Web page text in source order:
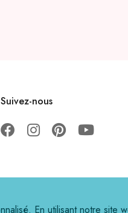
Suivez-nous
En utilisant notre site